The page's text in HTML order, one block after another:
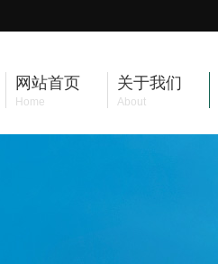
网站首页
Home
关于我们
About